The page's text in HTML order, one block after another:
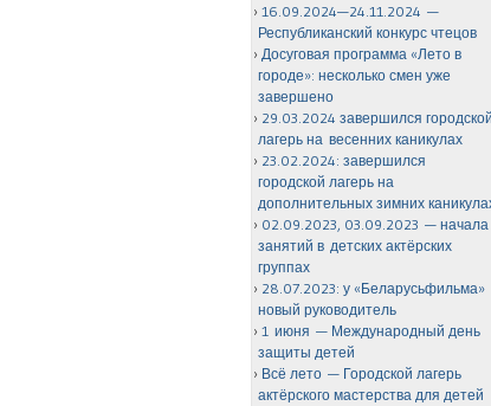
16.09.2024—24.11.2024 —
Республиканский конкурс чтецов
Досуговая программа «Лето в
городе»: несколько смен уже
завершено
29.03.2024 завершился
лагерь на весенних каникулах
23.02.2024: завершился
городской лагерь на
дополнительных зимних
02.09.2023, 03.09.2023 — начала
занятий в детских актёрских
группах
28.07.2023: у «Беларусьфильма»
новый руководитель
1 июня — Международный день
защиты детей
Всё лето — Городской лагерь
актёрского мастерства для детей